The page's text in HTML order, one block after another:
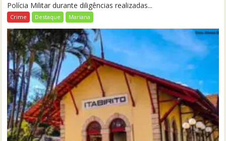
Polícia Militar durante diligências realizadas...
Crime Destaque Mariana